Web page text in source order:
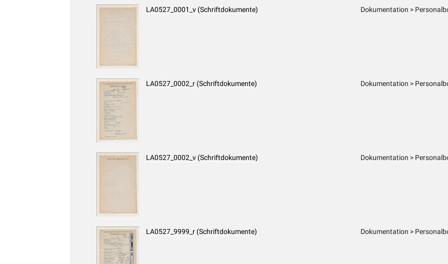
LA0527_0001_v (Schriftdokumente) Dokumentation >
LA0527_0002_r (Schriftdokumente) Dokumentation >
LA0527_0002_v (Schriftdokumente) Dokumentation >
LA0527_9999_r (Schriftdokumente) Dokumentation >